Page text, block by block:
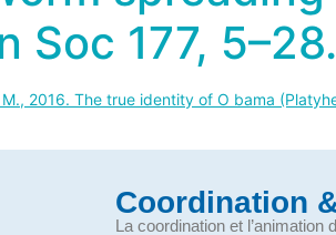
Soc 177, 5–28.
2016. The true identity of O bama
Coordination
La coordination et l’animation